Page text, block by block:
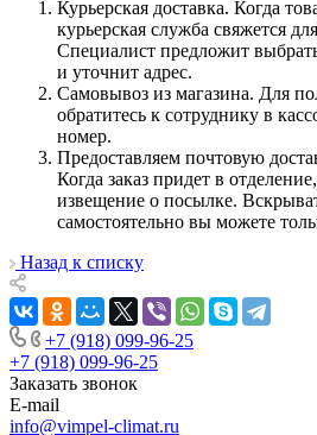
Курьерская доставка. Когда
курьерская служба свяжется
Специалист предложит
и уточнит адрес.
Самовывоз из магазина. Для
обратитесь к сотруднику в
номер.
Предоставляем почтовую
Когда заказ придет в
извещение о посылке.
самостоятельно вы можете
Назад к списку
+7 (918) 099-96-25
+7 (918) 099-96-25
Заказать звонок
E-mail
info@vimpel-climat.ru